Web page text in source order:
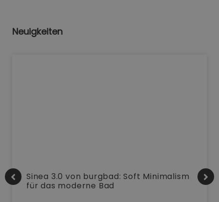
Neuigkeiten
Sinea 3.0 von burgbad: Soft Minimalism
für das moderne Bad